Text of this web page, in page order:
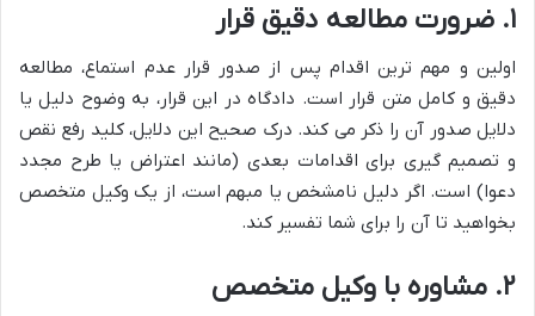
۱. ضرورت مطالعه دقیق قرار
اولین و مهم ترین اقدام پس از صدور قرار عدم استماع، مطالعه
دقیق و کامل متن قرار است. دادگاه در این قرار، به وضوح دلیل یا
دلایل صدور آن را ذکر می کند. درک صحیح این دلایل، کلید رفع نقص
و تصمیم گیری برای اقدامات بعدی (مانند اعتراض یا طرح مجدد
دعوا) است. اگر دلیل نامشخص یا مبهم است، از یک وکیل متخصص
بخواهید تا آن را برای شما تفسیر کند.
۲. مشاوره با وکیل متخصص